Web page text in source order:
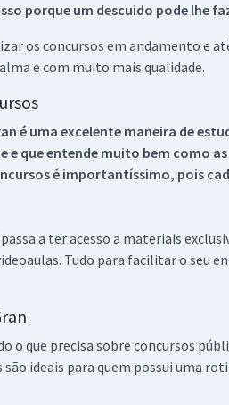
porque um descuido pode lhe
os concursos em andamento e
e com muito mais qualidade.
é uma excelente maneira de
e que entende muito bem como
é importantíssimo, pois
a ter acesso a materiais
Tudo para facilitar o seu
o que precisa sobre concursos
ideais para quem possui uma